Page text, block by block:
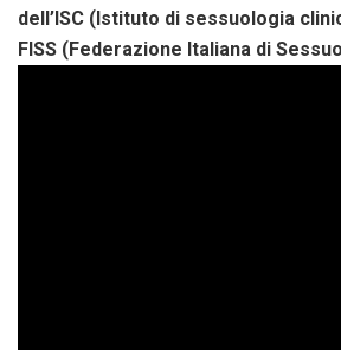
dell’ISC (Istituto di sessuologia
FISS (Federazione Italiana di